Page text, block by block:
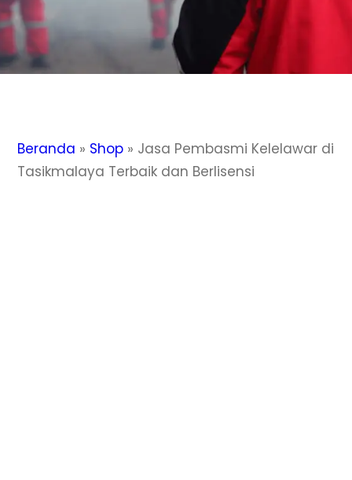
Beranda » Shop » Jasa Pembasmi Kelelawar di
Tasikmalaya Terbaik dan Berlisensi